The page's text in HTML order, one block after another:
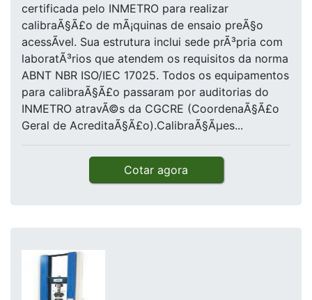
certificada pelo INMETRO para realizar
calibraÃ§Ã£o de mÃ¡quinas de ensaio preÃ§o
acessÃ­vel. Sua estrutura inclui sede prÃ³pria com
laboratÃ³rios que atendem os requisitos da norma
ABNT NBR ISO/IEC 17025. Todos os equipamentos
para calibraÃ§Ã£o passaram por auditorias do
INMETRO atravÃ©s da CGCRE (CoordenaÃ§Ã£o
Geral de AcreditaÃ§Ã£o).CalibraÃ§Ãµes...
Cotar agora